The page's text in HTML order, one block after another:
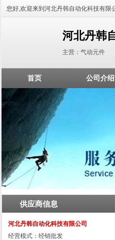
您好,欢迎来到河北丹韩自动化科技有限
河北丹韩
主营：气动元件
首页 公司介绍
供应商信息
河北丹韩自动化科技有限公司
经营模式：经销批发